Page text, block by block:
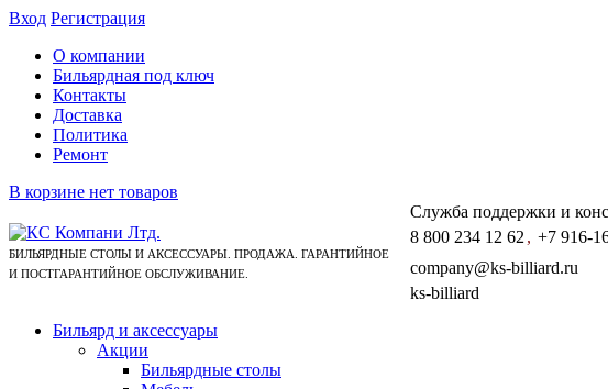
Вход Регистрация
О компании
Бильярдная под ключ
Контакты
Доставка
Политика
Ремонт
В корзине нет товаров
БИЛЬЯРДНЫЕ СТОЛЫ И АКСЕССУАРЫ. ПРОДАЖА. ГАРАНТИЙНОЕ
И ПОСТГАРАНТИЙНОЕ ОБСЛУЖИВАНИЕ.
Cлужба поддержки и
8 800 234 12 62 , +7 916-
company@ks-billiard.ru
ks-billiard
Бильярд и аксессуары
Акции
Бильярдные столы